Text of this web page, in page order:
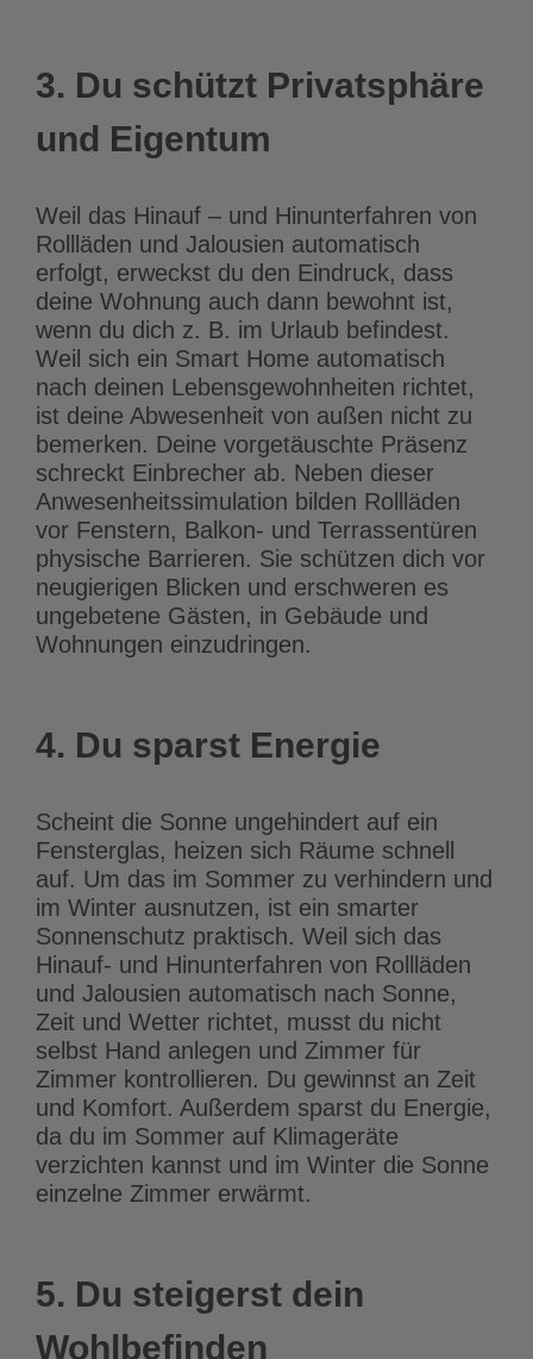
3. Du schützt Privatsphäre
und Eigentum
Weil das Hinauf – und Hinunterfahren von
Rollläden und Jalousien automatisch
erfolgt, erweckst du den Eindruck, dass
deine Wohnung auch dann bewohnt ist,
wenn du dich z. B. im Urlaub befindest.
Weil sich ein Smart Home automatisch
nach deinen Lebensgewohnheiten richtet,
ist deine Abwesenheit von außen nicht zu
bemerken. Deine vorgetäuschte Präsenz
schreckt Einbrecher ab. Neben dieser
Anwesenheitssimulation bilden Rollläden
vor Fenstern, Balkon- und Terrassentüren
physische Barrieren. Sie schützen dich vor
neugierigen Blicken und erschweren es
ungebetene Gästen, in Gebäude und
Wohnungen einzudringen.
4. Du sparst Energie
Scheint die Sonne ungehindert auf ein
Fensterglas, heizen sich Räume schnell
auf. Um das im Sommer zu verhindern und
im Winter ausnutzen, ist ein smarter
Sonnenschutz praktisch. Weil sich das
Hinauf- und Hinunterfahren von Rollläden
und Jalousien automatisch nach Sonne,
Zeit und Wetter richtet, musst du nicht
selbst Hand anlegen und Zimmer für
Zimmer kontrollieren. Du gewinnst an Zeit
und Komfort. Außerdem sparst du Energie,
da du im Sommer auf Klimageräte
verzichten kannst und im Winter die Sonne
einzelne Zimmer erwärmt.
5. Du steigerst dein
Wohlbefinden